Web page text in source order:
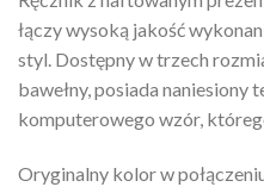
łączy wysoką jakość
styl. Dostępny w trzech
bawełny, posiada naniesiony
komputerowego wzór,
Oryginalny kolor w